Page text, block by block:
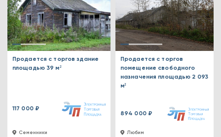
Семенники
Продается с торгов здание
площадью 39 м²
117 000 ₽
Любим
Продается с торгов
помещение свободного
назначения площадью 2 093
м²
894 000 ₽